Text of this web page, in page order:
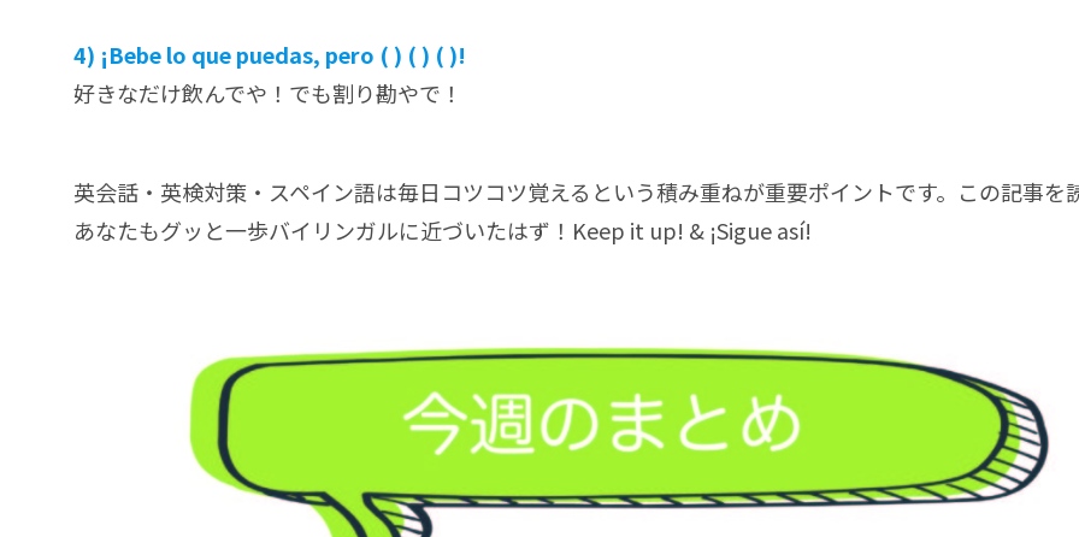
4) ¡Bebe lo que puedas, pero ( ) ( ) ( )!
好きなだけ飲んでや！でも割り勘やで！
英会話・英検対策・スペイン語は毎日コツコツ覚えるという積み重ねが重要ポイントです。この記事を
あなたもグッと一歩バイリンガルに近づいたはず！Keep it up! & ¡Sigue así!